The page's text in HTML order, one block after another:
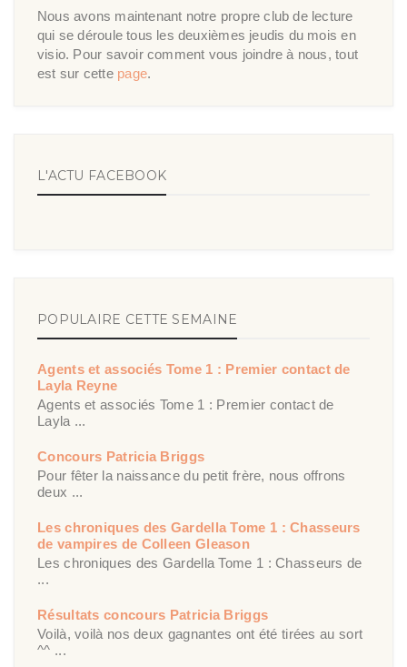
Nous avons maintenant notre propre club de lecture
qui se déroule tous les deuxièmes jeudis du mois en
visio. Pour savoir comment vous joindre à nous, tout
est sur cette page.
L'ACTU FACEBOOK
POPULAIRE CETTE SEMAINE
Agents et associés Tome 1 : Premier contact de
Layla Reyne
Agents et associés Tome 1 : Premier contact de
Layla ...
Concours Patricia Briggs
Pour fêter la naissance du petit frère, nous offrons
deux ...
Les chroniques des Gardella Tome 1 : Chasseurs
de vampires de Colleen Gleason
Les chroniques des Gardella Tome 1 : Chasseurs de
...
Résultats concours Patricia Briggs
Voilà, voilà nos deux gagnantes ont été tirées au sort
^^ ...